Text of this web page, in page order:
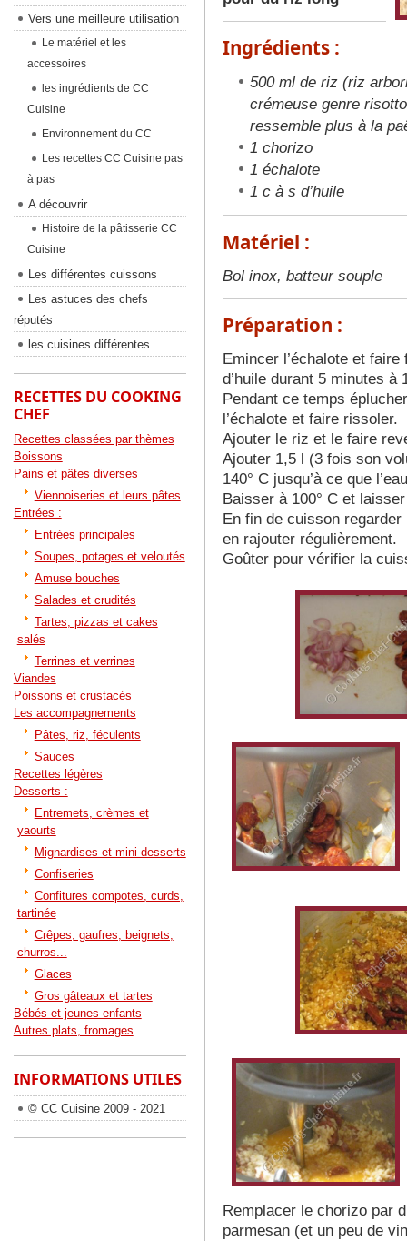
Ingrédients :
500 ml de riz (riz
crémeuse genre
ressemble plus à la
1 chorizo
1 échalote
1 c à s d’huile
Matériel :
Bol inox, batteur souple
Préparation :
Emincer l’échalote et
d’huile durant 5 minutes à
Pendant ce temps
l’échalote et faire rissoler.
Ajouter le riz et le faire
Ajouter 1,5 l (3 fois son
140° C jusqu’à ce que
Baisser à 100° C et
En fin de cuisson
en rajouter régulièrement.
Goûter pour vérifier la
Remplacer le chorizo par
parmesan (et un peu de
Vers une meilleure utilisation
Le matériel et les
accessoires
les ingrédients de CC
Cuisine
Environnement du CC
Les recettes CC Cuisine pas
à pas
A découvrir
Histoire de la pâtisserie CC
Cuisine
Les différentes cuissons
Les astuces des chefs
réputés
les cuisines différentes
RECETTES DU COOKING
CHEF
Recettes classées par thèmes
Boissons
Pains et pâtes diverses
Viennoiseries et leurs pâtes
Entrées :
Entrées principales
Soupes, potages et veloutés
Amuse bouches
Salades et crudités
Tartes, pizzas et cakes
salés
Terrines et verrines
Viandes
Poissons et crustacés
Les accompagnements
Pâtes, riz, féculents
Sauces
Recettes légères
Desserts :
Entremets, crèmes et
yaourts
Mignardises et mini desserts
Confiseries
Confitures compotes, curds,
tartinée
Crêpes, gaufres, beignets,
churros...
Glaces
Gros gâteaux et tartes
Bébés et jeunes enfants
Autres plats, fromages
INFORMATIONS UTILES
© CC Cuisine 2009 - 2021